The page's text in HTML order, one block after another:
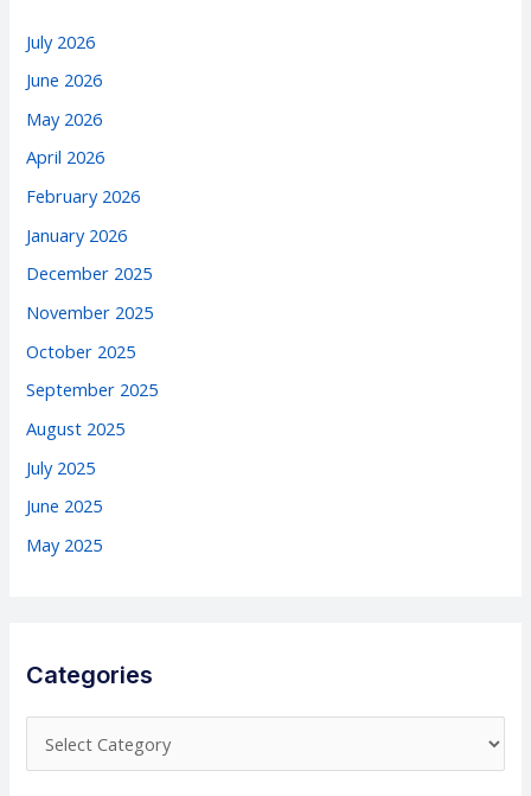
July 2026
June 2026
May 2026
April 2026
February 2026
January 2026
December 2025
November 2025
October 2025
September 2025
August 2025
July 2025
June 2025
May 2025
Categories
a